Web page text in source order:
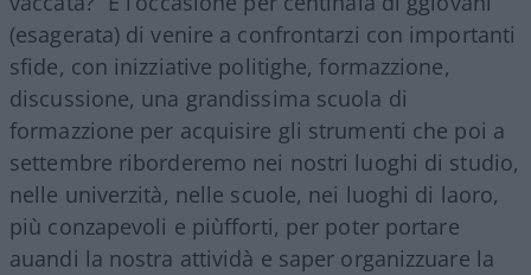
(esagerata) di venire a confrontarzi con importanti
sfide, con inizziative politighe, formazzione,
discussione, una grandissima scuola di
formazzione per acquisire gli strumenti che poi a
settembre riborderemo nei nostri luoghi di studio,
nelle univerzità, nelle scuole, nei luoghi di laoro,
più conzapevoli e piùfforti, per poter portare
auandi la nostra attividà e saper organizzuare la